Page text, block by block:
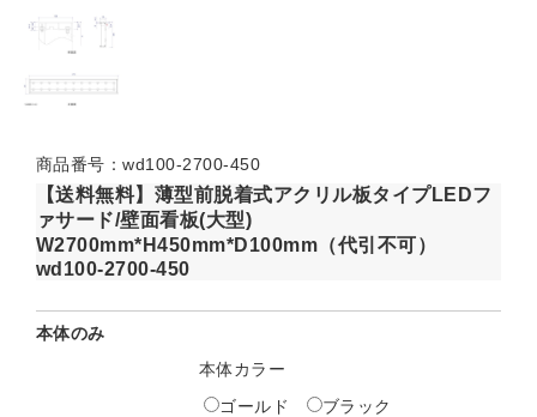
商品番号：wd100-2700-450
【送料無料】薄型前脱着式アクリル板タイプLEDフ
ァサード/壁面看板(大型)
W2700mm*H450mm*D100mm（代引不可）
wd100-2700-450
本体のみ
本体カラー
ゴールド
ブラック